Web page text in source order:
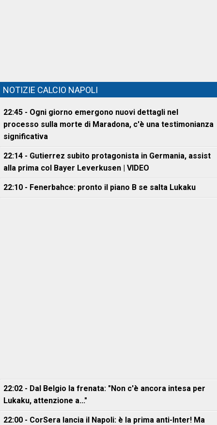
NOTIZIE CALCIO NAPOLI
22:45 - Ogni giorno emergono nuovi dettagli nel
processo sulla morte di Maradona, c'è una testimonianza
significativa
22:14 - Gutierrez subito protagonista in Germania, assist
alla prima col Bayer Leverkusen | VIDEO
22:10 - Fenerbahce: pronto il piano B se salta Lukaku
22:02 - Dal Belgio la frenata: "Non c'è ancora intesa per
Lukaku, attenzione a..."
22:00 - CorSera lancia il Napoli: è la prima anti-Inter! Ma